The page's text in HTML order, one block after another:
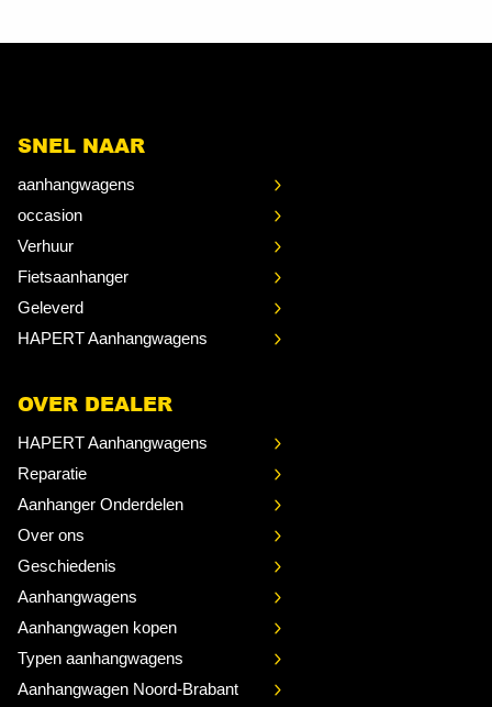
SNEL NAAR
aanhangwagens
occasion
Verhuur
Fietsaanhanger
Geleverd
HAPERT Aanhangwagens
OVER DEALER
HAPERT Aanhangwagens
Reparatie
Aanhanger Onderdelen
Over ons
Geschiedenis
Aanhangwagens
Aanhangwagen kopen
Typen aanhangwagens
Aanhangwagen Noord-Brabant